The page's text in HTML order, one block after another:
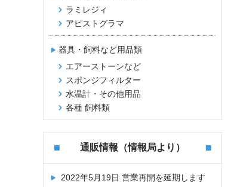
ラミレジィ
アピストグラマ
器具・飼料など用品類
エアーストーンなど
スポンジフィルター
水温計・その他用品
各種 飼料類
通販情報（情報局より）
2022年5月19日 営業再開を延期します